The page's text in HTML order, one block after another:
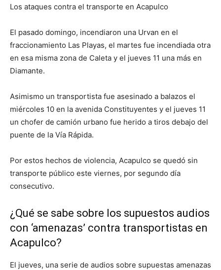
Los ataques contra el transporte en Acapulco
El pasado domingo, incendiaron una Urvan en el
fraccionamiento Las Playas, el martes fue incendiada otra
en esa misma zona de Caleta y el jueves 11 una más en
Diamante.
Asimismo un transportista fue asesinado a balazos el
miércoles 10 en la avenida Constituyentes y el jueves 11
un chofer de camión urbano fue herido a tiros debajo del
puente de la Vía Rápida.
Por estos hechos de violencia, Acapulco se quedó sin
transporte público este viernes, por segundo día
consecutivo.
¿Qué se sabe sobre los supuestos audios
con ‘amenazas’ contra transportistas en
Acapulco?
El jueves, una serie de audios sobre supuestas amenazas